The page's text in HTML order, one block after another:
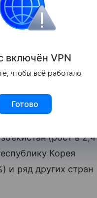
(без учета
на 12%
— его
за январь —
года стали
(рост в 2,4
Корея
и ряд других стран
включён VPN
чтобы всё работало
Готово